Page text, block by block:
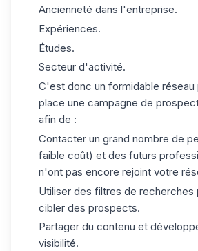
Ancienneté dans l'entreprise.
Expériences.
Études.
Secteur d'activité.
C'est donc un formidable réseau
place une campagne de
afin de :
Contacter un grand nombre de
faible coût) et des futurs
n'ont pas encore rejoint votre
Utiliser des filtres de recherches
cibler des prospects.
Partager du contenu et
visibilité.